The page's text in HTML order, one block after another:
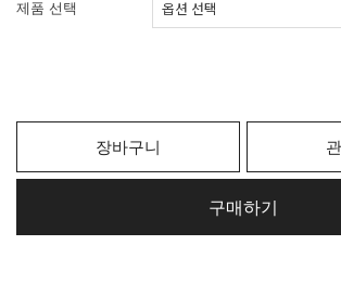
제품 선택
장바구니
구매하기